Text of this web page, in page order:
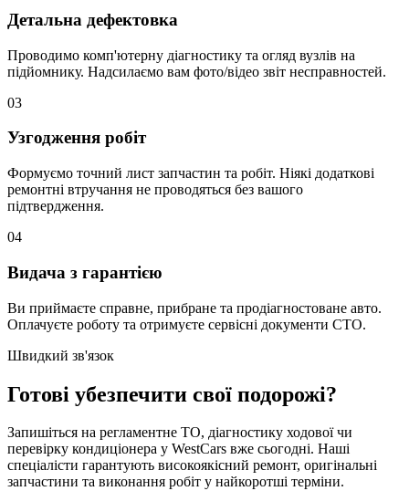
Детальна дефектовка
Проводимо комп'ютерну діагностику та огляд вузлів на
підйомнику. Надсилаємо вам фото/відео звіт несправностей.
03
Узгодження робіт
Формуємо точний лист запчастин та робіт. Ніякі додаткові
ремонтні втручання не проводяться без вашого
підтвердження.
04
Видача з гарантією
Ви приймаєте справне, прибране та продіагностоване авто.
Оплачуєте роботу та отримуєте сервісні документи СТО.
Швидкий зв'язок
Готові убезпечити свої подорожі?
Запишіться на регламентне ТО, діагностику ходової чи
перевірку кондиціонера у WestCars вже сьогодні. Наші
спеціалісти гарантують високоякісний ремонт, оригінальні
запчастини та виконання робіт у найкоротші терміни.